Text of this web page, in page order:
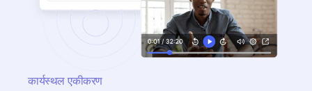
कार्यस्थल एकीकरण